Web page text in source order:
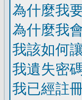
為什麼我
為什麼我
我該如何
我遺失密
我已經註